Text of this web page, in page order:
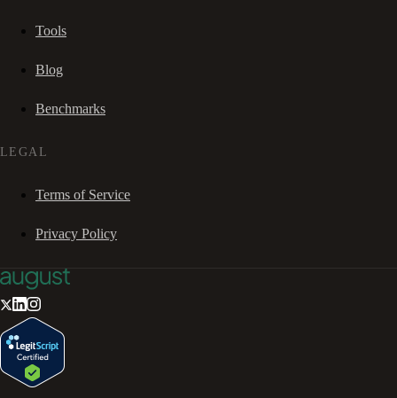
Tools
Blog
Benchmarks
LEGAL
Terms of Service
Privacy Policy